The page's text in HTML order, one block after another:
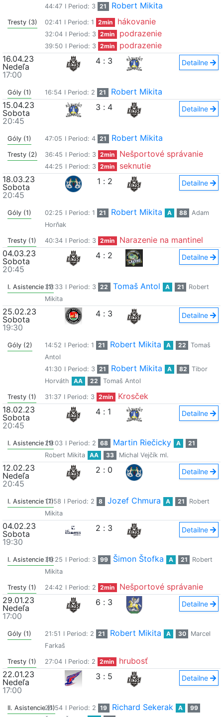
44:47 I Period: 3 21 Robert Mikita
Tresty (3) 02:41 I Period: 1 2min hákovanie
32:04 I Period: 3 2min podrazenie
39:50 I Period: 3 2min
podrazenie
16.04.23
Nedeľa
17:00
4 : 3 Detailne
Góly (1) 16:54 I Period: 2 21
Robert Mikita
15.04.23
Sobota
20:45
3 : 4 Detailne
Góly (1) 47:05 I Period: 4 21 Robert Mikita
Tresty (2) 36:45 I Period: 3 2min Nešportové správanie
44:25 I Period: 3 2min
seknutie
18.03.23
Sobota
20:45
1 : 2 Detailne
Góly (1) 02:25 I Period: 1 21 Robert Mikita A 88
Adam
Horňak
Tresty (1) 40:34 I Period: 3 2min
Narazenie na mantinel
04.03.23
Sobota
20:45
4 : 2 Detailne
I. Asistencie (1)32:33 I Period: 3 22 Tomaš Antol A 21
Robert
Mikita
25.02.23
Sobota
19:30
4 : 3 Detailne
Góly (2) 14:52 I Period: 1 21 Robert Mikita A 22
Tomaš
Antol
41:30 I Period: 3 21 Robert Mikita A 82
Tibor
Horváth
AA 22 Tomaš Antol
Tresty (1) 31:37 I Period: 3 2min
Krosček
18.02.23
Sobota
20:45
4 : 1 Detailne
I. Asistencie (1)29:03 I Period: 2 68 Martin Riečicky A
21
Robert Mikita
AA 33 Michal Vejčík ml.
12.02.23
Nedeľa
20:45
2 : 0 Detailne
I. Asistencie (1)17:58 I Period: 2 8 Jozef Chmura A 21
Robert
Mikita
04.02.23
Sobota
19:30
2 : 3 Detailne
I. Asistencie (1)36:25 I Period: 3 99 Šimon Štofka A 21
Robert
Mikita
Tresty (1) 24:42 I Period: 2 2min
Nešportové správanie
29.01.23
Nedeľa
17:00
6 : 3 Detailne
Góly (1) 21:51 I Period: 2 21 Robert Mikita A 30
Marcel
Farkaš
Tresty (1) 27:04 I Period: 2 2min
hrubosť
22.01.23
Nedeľa
17:00
3 : 5 Detailne
II. Asistencie (1)
26:54 I Period: 2 19 Richard Sekerak A
99